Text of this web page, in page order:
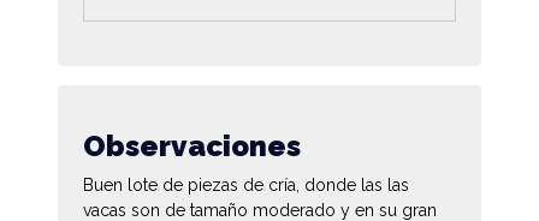
Observaciones
Buen lote de piezas de cría, donde las las
vacas son de tamaño moderado y en su gran